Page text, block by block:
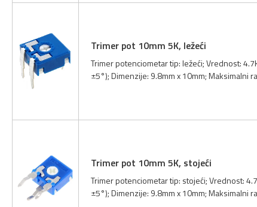
Trimer pot 10mm 5K, ležeći
Trimer potenciometar tip: ležeći; Vrednost:
±5°); Dimenzije: 9.8mm x 10mm; Maksimalni
Trimer pot 10mm 5K, stojeći
Trimer potenciometar tip: stojeći; Vrednost:
±5°); Dimenzije: 9.8mm x 10mm; Maksimalni